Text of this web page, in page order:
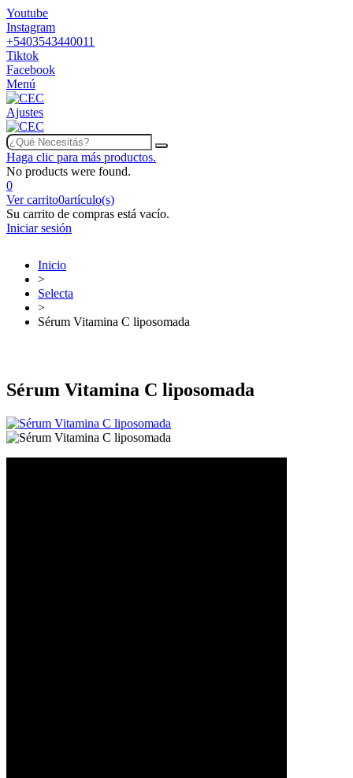
Youtube
Instagram
+5403543440011
Tiktok
Facebook
Menú
Ajustes
Haga clic para más productos.
No products were found.
0
Ver carrito0artículo(s)
Su carrito de compras está vacío.
Iniciar sesión
Inicio
>
Selecta
>
Sérum Vitamina C liposomada
Sérum Vitamina C liposomada